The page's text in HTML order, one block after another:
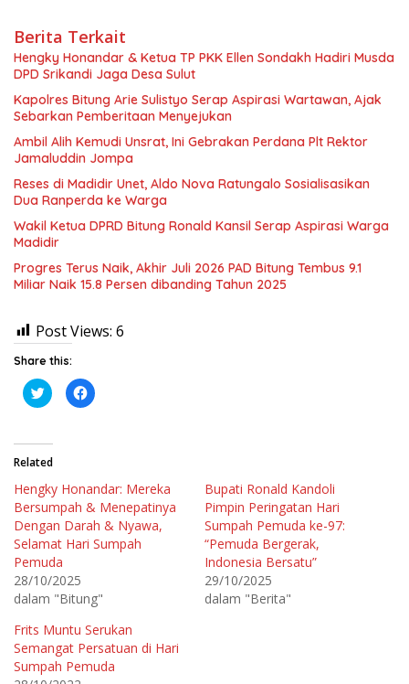
Berita Terkait
Hengky Honandar & Ketua TP PKK Ellen Sondakh Hadiri Musda
DPD Srikandi Jaga Desa Sulut
Kapolres Bitung Arie Sulistyo Serap Aspirasi Wartawan, Ajak
Sebarkan Pemberitaan Menyejukan
Ambil Alih Kemudi Unsrat, Ini Gebrakan Perdana Plt Rektor
Jamaluddin Jompa
Reses di Madidir Unet, Aldo Nova Ratungalo Sosialisasikan
Dua Ranperda ke Warga
Wakil Ketua DPRD Bitung Ronald Kansil Serap Aspirasi Warga
Madidir
Progres Terus Naik, Akhir Juli 2026 PAD Bitung Tembus 9.1
Miliar Naik 15.8 Persen dibanding Tahun 2025
Post Views: 6
Share this:
K
l
n
u
b
e
r
b
a
g
p
a
d
a
i
t
t
e
r
K
l
m
e
m
b
a
g
d
a
c
e
b
o
Related
Hengky Honandar: Mereka
Bersumpah & Menepatinya
Dengan Darah & Nyawa,
Selamat Hari Sumpah
Pemuda
28/10/2025
dalam "Bitung"
Bupati Ronald Kandoli
Pimpin Peringatan Hari
Sumpah Pemuda ke-97:
“Pemuda Bergerak,
Indonesia Bersatu”
29/10/2025
dalam "Berita"
Frits Muntu Serukan
Semangat Persatuan di Hari
Sumpah Pemuda